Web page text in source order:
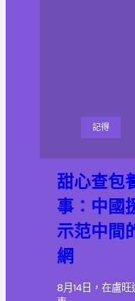
記得
甜心查包
事：中國
示范中間
網
8月14日，在盧